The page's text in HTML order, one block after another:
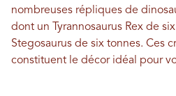
nombreuses répliques de
dont un Tyrannosaurus Rex de
Stegosaurus de six tonnes. Ces
constituent le décor idéal pour